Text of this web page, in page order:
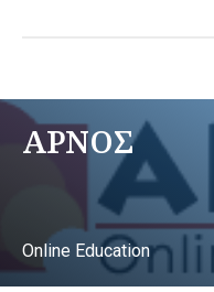
ΑΡΝΟΣ
Online Education